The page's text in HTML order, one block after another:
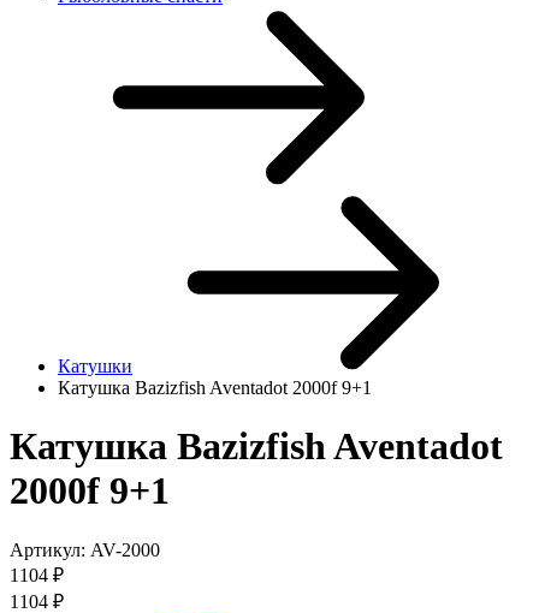
Катушки
Катушка Bazizfish Aventadot 2000f 9+1
Катушка Bazizfish Aventadot
2000f 9+1
Артикул: AV-2000
1104 ₽
1104 ₽